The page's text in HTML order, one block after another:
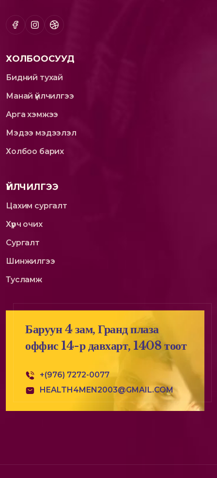
ХОЛБООСУУД
Бидний тухай
Манай үйлчилгээ
Арга хэмжээ
Мэдээ мэдээлэл
Холбоо барих
ҮЙЛЧИЛГЭЭ
Цахим сургалт
Хүрч очих
Сургалт
Шинжилгээ
Тусламж
Баруун 4 зам, Гранд плаза
оффис 14-р давхарт, 1408 тоот
+(976) 7272-0077
HEALTH4MEN2003@GMAIL.COM